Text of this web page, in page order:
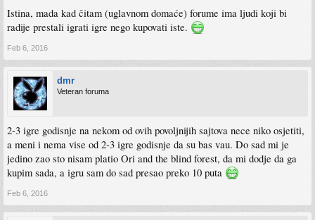
Istina, mada kad čitam (uglavnom domaće) forume ima ljudi koji bi
radije prestali igrati igre nego kupovati iste.
Feb 6, 2016
dmr
Veteran foruma
2-3 igre godisnje na nekom od ovih povoljnijih sajtova nece niko osjetiti,
a meni i nema vise od 2-3 igre godisnje da su bas vau. Do sad mi je
jedino zao sto nisam platio Ori and the blind forest, da mi dodje da ga
kupim sada, a igru sam do sad presao preko 10 puta
Feb 6, 2016